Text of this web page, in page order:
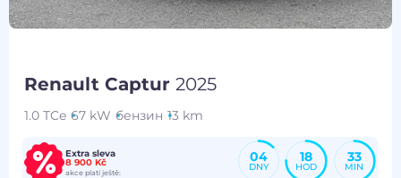
Renault Captur2025
1.0 TCe 67 kW бензин 13 km
Extra sleva
8 900 Kč
akce platí ještě:
04
DNY
18
HOD
33
MIN